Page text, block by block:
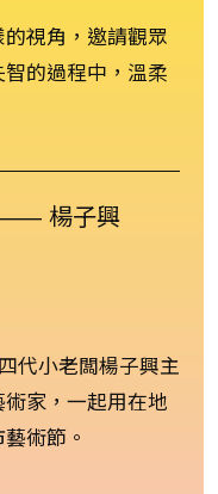
視角，邀請觀眾
的過程中，溫柔
―― 楊子興
代小老闆楊子興主
家，一起用在地
術節。